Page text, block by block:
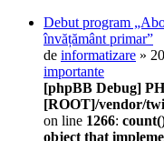
Debut program
învățământ primar”
de informatizare »
importante
[phpBB Debug]
[ROOT]/vendor/
on line 1266:
object that